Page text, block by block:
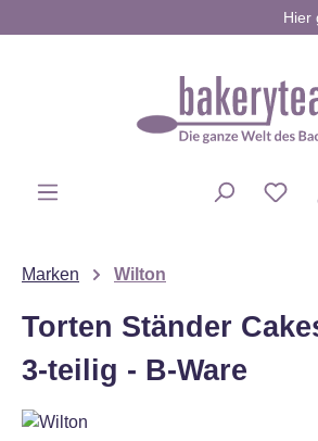
Hier
Marken Wilton
Torten Ständer
3-teilig - B-Ware